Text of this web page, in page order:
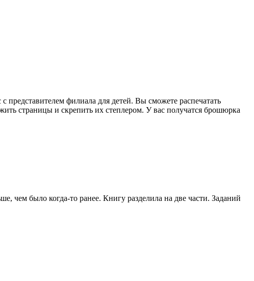
филиала для детей. Вы сможете распечатать
страницы и скрепить их степлером. У вас получатся брошюрка
чем было когда-то ранее. Книгу разделила на две части. Заданий